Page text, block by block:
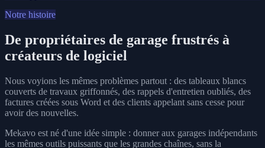
Notre histoire
De propriétaires de garage frustrés à
créateurs de logiciel
Nous voyions les mêmes problèmes partout : des tableaux blancs
couverts de travaux griffonnés, des rappels d'entretien oubliés, des
factures créées sous Word et des clients appelant sans cesse pour
avoir des nouvelles.
Mekavo est né d'une idée simple : donner aux garages indépendants
les mêmes outils puissants que les grandes chaînes, sans la